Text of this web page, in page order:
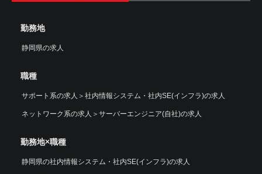
勤務地
静岡県の求人
職種
サポート系の求人 ＞ 社内情報システム・社内SE(インフラ)の求人
ネットワーク系の求人 ＞ サーバーエンジニア(自社)の求人
勤務地×職種
静岡県の社内情報システム・社内SE(インフラ)の求人